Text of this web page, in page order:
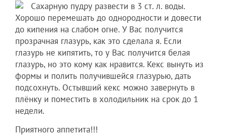
Сахарную пудру развести в 3 ст. л. воды.
Хорошо перемешать до однородности и довести
до кипения на слабом огне. У Вас получится
прозрачная глазурь, как это сделала я. Если
глазурь не кипятить, то у Вас получится белая
глазурь, но это кому как нравится. Кекс вынуть из
формы и полить получившейся глазурью, дать
подсохнуть. Остывший кекс можно завернуть в
плёнку и поместить в холодильник на срок до 1
недели.
Приятного аппетита!!!